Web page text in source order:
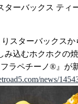
ターバックス ティ
スターバックス
み込むホクホクの
ラペチーノ®』が
news/